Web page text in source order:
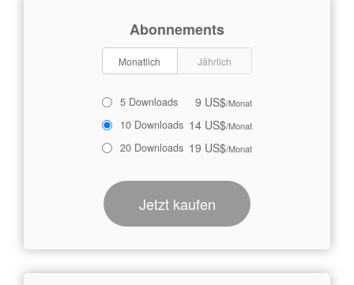
Abonnements
Monatlich Jährlich
5 Downloads 9 US$/Monat
10 Downloads 14 US$/Monat
20 Downloads 19 US$/Monat
Jetzt kaufen